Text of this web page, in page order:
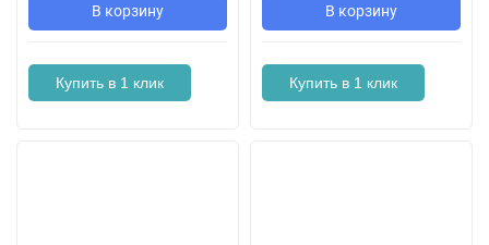
В корзину
Купить в 1 клик
В корзину
Купить в 1 клик